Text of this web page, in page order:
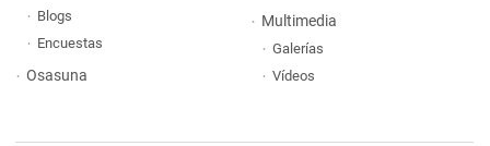
Blogs
Encuestas
Osasuna
Multimedia
Galerías
Vídeos